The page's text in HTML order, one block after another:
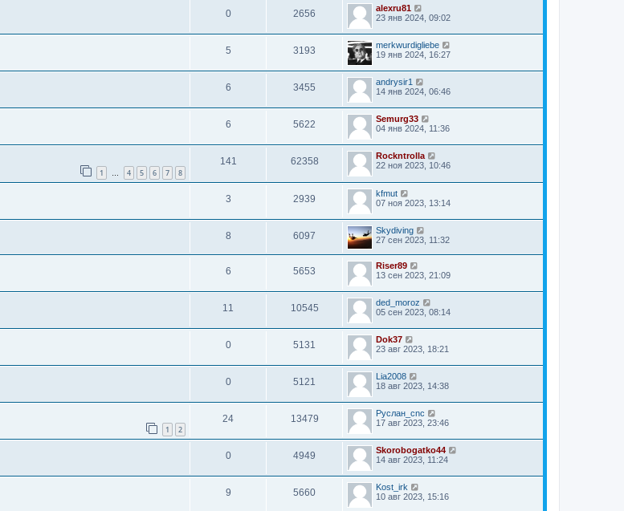
0 2656
alexru81
23 янв 2024, 09:02
5 3193
merkwurdigliebe
19 янв 2024, 16:27
6 3455
andrysir1
14 янв 2024, 06:46
6 5622
Semurg33
04 янв 2024, 11:36
1 … 4 5 6 7 8
141 62358
Rockntrolla
22 ноя 2023, 10:46
3 2939
kfmut
07 ноя 2023, 13:14
8 6097
Skydiving
27 сен 2023, 11:32
6 5653
Riser89
13 сен 2023, 21:09
11 10545
ded_moroz
05 сен 2023, 08:14
0 5131
Dok37
23 авг 2023, 18:21
0 5121
Lia2008
18 авг 2023, 14:38
1 2
24 13479
Руслан_cnc
17 авг 2023, 23:46
0 4949
Skorobogatko44
14 авг 2023, 11:24
9 5660
Kost_irk
10 авг 2023, 15:16